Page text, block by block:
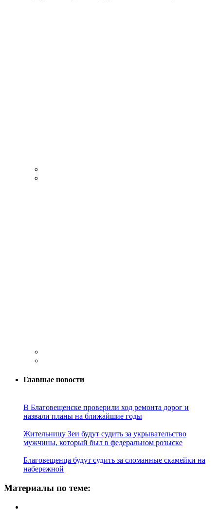
Главные новости
В Благовещенске проверили ход ремонта дорог и
назвали планы на ближайшие годы
Жительницу Зеи будут судить за укрывательство
мужчины, который был в федеральном розыске
Благовещенца будут судить за сломанные скамейки на
набережной
Материалы по теме: